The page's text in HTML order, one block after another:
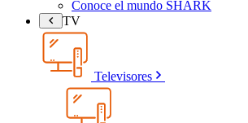
Conoce el mundo SHARK
TV
Televisores